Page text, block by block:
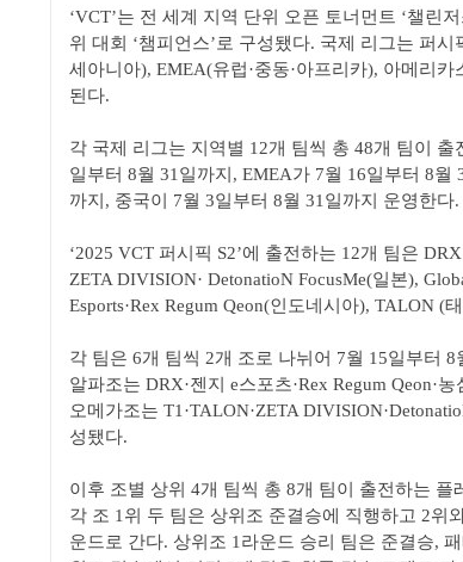
‘VCT’는 전 세계 지역 단위 오픈 토너먼트 ‘챌린
위 대회 ‘챔피언스’로 구성됐다. 국제 리그는 퍼시
세아니아), EMEA(유럽·중동·아프리카), 아메리
된다.
각 국제 리그는 지역별 12개 팀씩 총 48개 팀이 출
일부터 8월 31일까지, EMEA가 7월 16일부터 8월
까지, 중국이 7월 3일부터 8월 31일까지 운영한다.
‘2025 VCT 퍼시픽 S2’에 출전하는 12개 팀은
ZETA DIVISION· DetonatioN FocusMe(일본),
Esports·Rex Regum Qeon(인도네시아), TALON (
각 팀은 6개 팀씩 2개 조로 나뉘어 7월 15일부터
알파조는 DRX·젠지 e스포츠·Rex Regum Qeon·
오메가조는 T1·TALON·ZETA
성됐다.
이후 조별 상위 4개 팀씩 총 8개 팀이 출전하는 플
각 조 1위 두 팀은 상위조 준결승에 직행하고 2위
운드로 간다. 상위조 1라운드 승리 팀은 준결승,